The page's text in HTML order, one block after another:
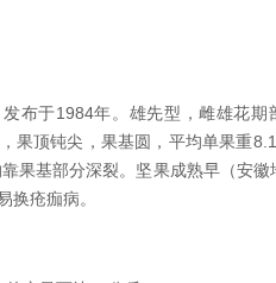
布于1984年。雄先型，雌雄花期
果顶钝尖，果基圆，平均单果重
果基部分深裂。坚果成熟早（安徽
换疮痂病。